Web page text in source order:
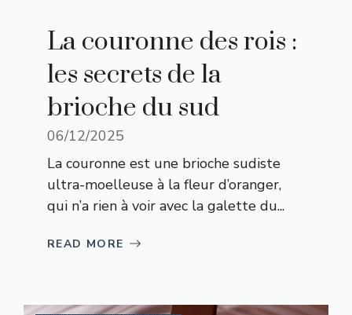
La couronne des rois :
les secrets de la
brioche du sud
06/12/2025
La couronne est une brioche sudiste
ultra-moelleuse à la fleur d’oranger,
qui n’a rien à voir avec la galette du...
READ MORE